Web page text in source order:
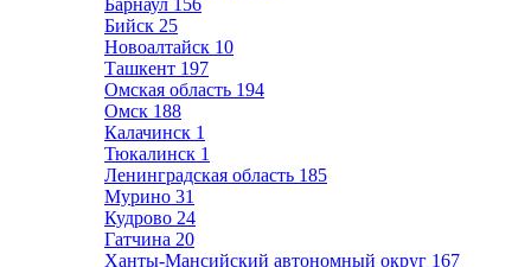
Барнаул 156
Бийск 25
Новоалтайск 10
Ташкент 197
Омская область 194
Омск 188
Калачинск 1
Тюкалинск 1
Ленинградская область 185
Мурино 31
Кудрово 24
Гатчина 20
Ханты-Мансийский автономный округ 167